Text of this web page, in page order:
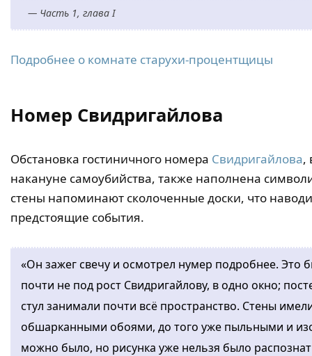
— Часть 1, глава I
Подробнее о комнате старухи-процентщицы
Номер Свидригайлова
Обстановка гостиничного номера Свидригайлова,
накануне самоубийства, также наполнена
стены напоминают сколоченные доски, что
предстоящие события.
«Он зажег свечу и осмотрел нумер подробнее. Это
почти не под рост Свидригайлову, в одно окно;
стул занимали почти всё пространство. Стены
обшарканными обоями, до того уже пыльными и
можно было, но рисунка уже нельзя было